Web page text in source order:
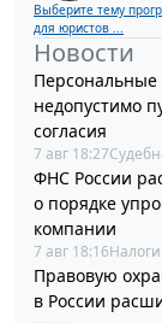
Выберите тему
для юристов ...
Новости
недопустимо
согласия
7 авг 18:27
ФНС России
о порядке
компании
7 авг 18:16
Правовую
в России